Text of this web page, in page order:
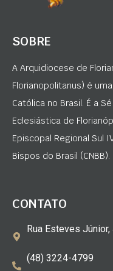
SOBRE
A Arquidiocese de
Florianopolitanus) é
Católica no Brasil. É a
Eclesiástica de
Episcopal Regional Sul
Bispos do Brasil (CNBB).
CONTATO
Rua Esteves
(48) 3224-4799